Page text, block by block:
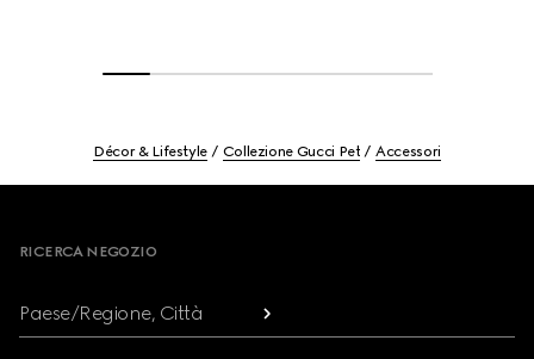
Décor & Lifestyle Collezione Gucci Pet Accessori
RICERCA NEGOZIO
Paese/Regione, Città